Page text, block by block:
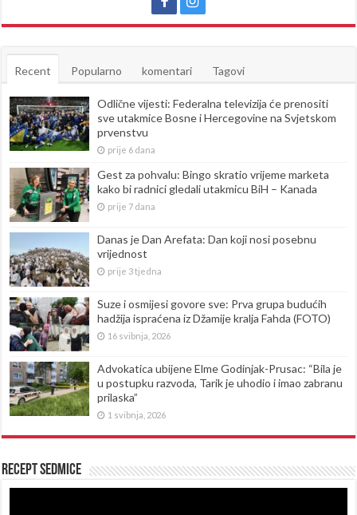
Recent Popularno komentari Tagovi
Odlične vijesti: Federalna televizija će prenositi
sve utakmice Bosne i Hercegovine na Svjetskom
prvenstvu
prije 6 dana
Gest za pohvalu: Bingo skratio vrijeme marketa
kako bi radnici gledali utakmicu BiH – Kanada
prije 7 dana
Danas je Dan Arefata: Dan koji nosi posebnu
vrijednost
prije 3 tjedna
Suze i osmijesi govore sve: Prva grupa budućih
hadžija ispraćena iz Džamije kralja Fahda (FOTO)
16 svibnja, 2026
Advokatica ubijene Elme Godinjak-Prusac: “Bila je
u postupku razvoda, Tarik je uhodio i imao zabranu
prilaska”
1 svibnja, 2026
Recept sedmice